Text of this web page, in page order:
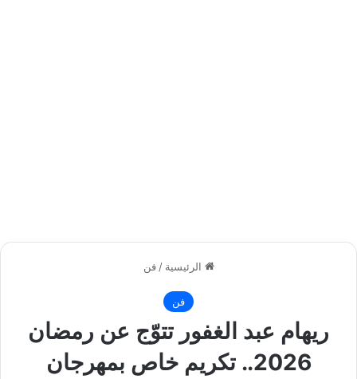
الرئيسية / فن
فن
ريهام عبد الغفور تتوّج عن رمضان
2026.. تكريم خاص بمهرجان